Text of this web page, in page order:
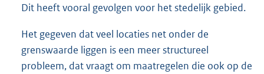
Dit heeft vooral gevolgen voor het stedelijk gebied.
Het gegeven dat veel locaties net onder de
grenswaarde liggen is een meer structureel
probleem, dat vraagt om maatregelen die ook op de